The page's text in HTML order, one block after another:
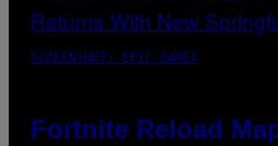
SCREENSHOT: EPIC GAMES
Fortnite Reload